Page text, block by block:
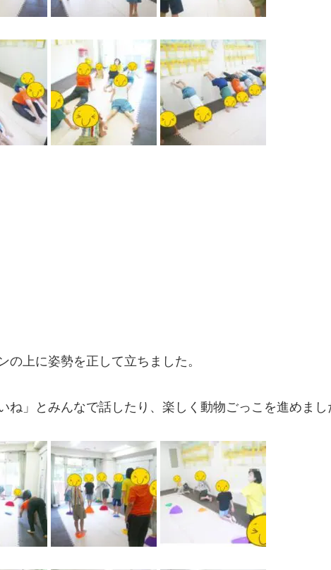
の上に姿勢を正して立ちました。
ね」とみんなで話したり、楽しく動物ごっこを進めまし